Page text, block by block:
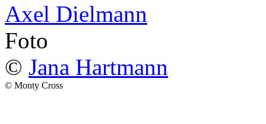
Axel Dielmann
Foto
© Jana Hartmann
© Monty Cross